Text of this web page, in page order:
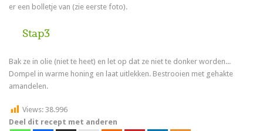
er een bolletje van (zie eerste foto).
Stap3
Bak ze in olie (niet te heet) en let op dat ze niet te donker worden...
Dompel in warme honing en laat uitlekken. Bestrooien met gehakte
amandelen.
Views: 38.996
Deel dit recept met anderen